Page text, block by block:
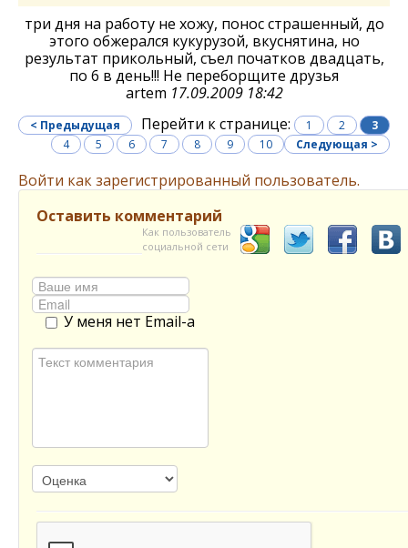
три дня на работу не хожу, понос страшенный, до
этого обжерался кукурузой, вкуснятина, но
результат прикольный, съел початков двадцать,
по 6 в день!!! Не переборщите друзья
artem 17.09.2009 18:42
Перейти к странице:
< Предыдущая 1 2
3
4
5 6 7 8 9 10 Следующая >
Войти как зарегистрированный пользователь.
Оставить комментарий
Как пользователь
социальной сети
У меня нет Email-а